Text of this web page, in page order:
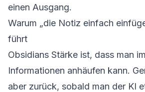
einen Ausgang.
Warum „die Notiz einfach
führt
Obsidians Stärke ist, dass man
Informationen anhäufen kann.
aber zurück, sobald man der KI